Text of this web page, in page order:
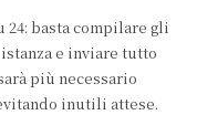
24: basta compilare gli
e inviare tutto
più necessario
inutili attese.